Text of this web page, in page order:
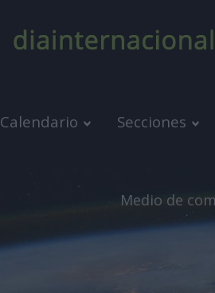
Calendario Secciones
Medio de